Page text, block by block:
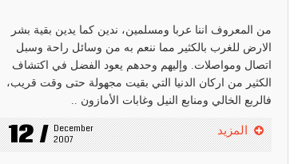
من المعروف اننا عربا ومسلمين، ندين كما يدين بقية بشر
الارض للغرب بالكثير مما ننعم به من وسائل راحة وسبل
اتصال ومواصلات. وإليهم وحدهم يعود الفضل في اكتشاف
الكثير من اركان الدنيا التي بقيت مجهولة حتى وقت قريب،
فالربع الخالي ومنابع النيل وغابات الأمازون ..
12 / December
2007
المزيد